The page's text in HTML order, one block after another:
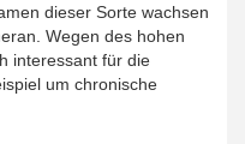
dieser Sorte wachsen
Wegen des hohen
interessant für die
um chronische